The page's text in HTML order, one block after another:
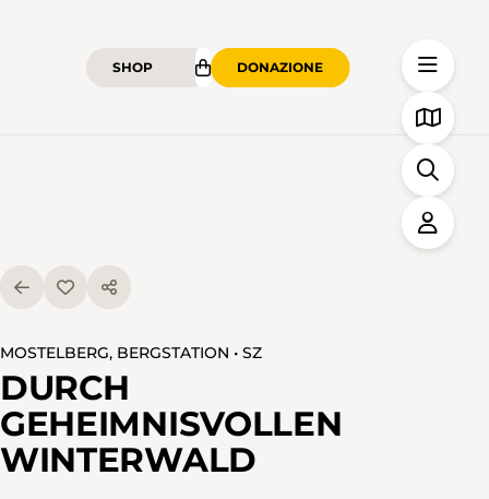
SHOP DONAZIONE
MOSTELBERG, BERGSTATION • SZ
DURCH
GEHEIMNISVOLLEN
WINTERWALD